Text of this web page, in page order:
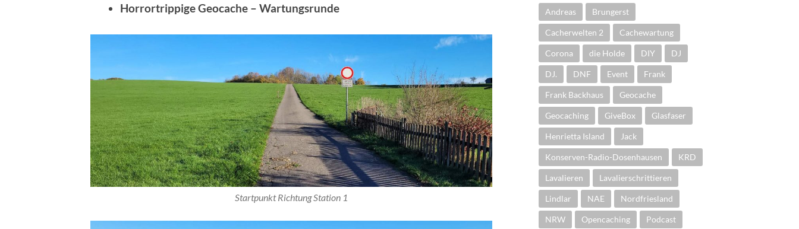
Horrortrippige Geocache – Wartungsrunde
Startpunkt Richtung Station 1
Andreas Brungerst
Cacherwelten 2 Cachewartung
Corona die Holde DIY DJ
DJ. DNF Event Frank
Frank Backhaus Geocache
Geocaching GiveBox Glasfaser
Henrietta Island Jack
Konserven-Radio-Dosenhausen KRD
Lavalieren Lavalierschrittieren
Lindlar NAE Nordfriesland
NRW Opencaching Podcast